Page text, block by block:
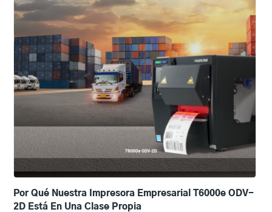
Por Qué Nuestra Impresora Empresarial T6000e ODV-
2D Está En Una Clase Propia